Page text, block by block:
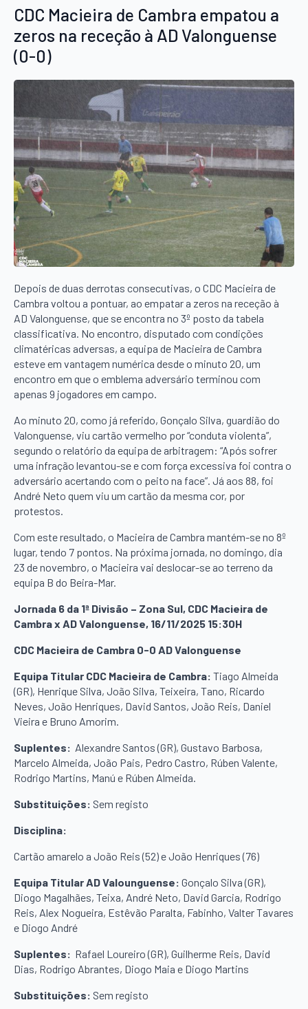
CDC Macieira de Cambra empatou a
zeros na receção à AD Valonguense
(0-0)
Depois de duas derrotas consecutivas, o CDC Macieira de
Cambra voltou a pontuar, ao empatar a zeros na receção à
AD Valonguense, que se encontra no 3º posto da tabela
classificativa. No encontro, disputado com condições
climatéricas adversas, a equipa de Macieira de Cambra
esteve em vantagem numérica desde o minuto 20, um
encontro em que o emblema adversário terminou com
apenas 9 jogadores em campo.
Ao minuto 20, como já referido, Gonçalo Silva, guardião do
Valonguense, viu cartão vermelho por “conduta violenta”,
segundo o relatório da equipa de arbitragem: “Após sofrer
uma infração levantou-se e com força excessiva foi contra o
adversário acertando com o peito na face”. Já aos 88, foi
André Neto quem viu um cartão da mesma cor, por
protestos.
Com este resultado, o Macieira de Cambra mantém-se no 8º
lugar, tendo 7 pontos. Na próxima jornada, no domingo, dia
23 de novembro, o Macieira vai deslocar-se ao terreno da
equipa B do Beira-Mar.
Jornada 6 da 1ª Divisão – Zona Sul, CDC Macieira de
Cambra x AD Valonguense, 16/11/2025 15:30H
CDC Macieira de Cambra 0-0 AD Valonguense
Equipa Titular CDC Macieira de Cambra: Tiago Almeida
(GR), Henrique Silva, João Silva, Teixeira, Tano, Ricardo
Neves, João Henriques, David Santos, João Reis, Daniel
Vieira e Bruno Amorim.
Suplentes: Alexandre Santos (GR), Gustavo Barbosa,
Marcelo Almeida, João Pais, Pedro Castro, Rúben Valente,
Rodrigo Martins, Manú e Rúben Almeida.
Substituições: Sem registo
Disciplina:
Cartão amarelo a João Reis (52) e João Henriques (76)
Equipa Titular AD Valounguense: Gonçalo Silva (GR),
Diogo Magalhães, Teixa, André Neto, David Garcia, Rodrigo
Reis, Alex Nogueira, Estêvão Paralta, Fabinho, Valter Tavares
e Diogo André
Suplentes: Rafael Loureiro (GR), Guilherme Reis, David
Dias, Rodrigo Abrantes, Diogo Maia e Diogo Martins
Substituições: Sem registo